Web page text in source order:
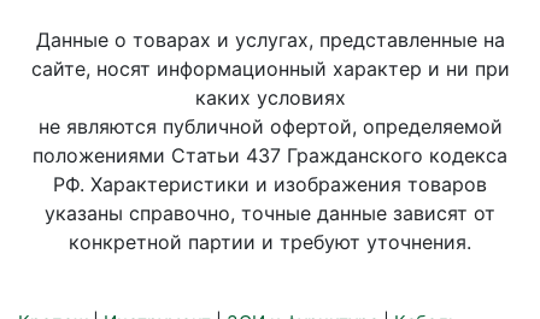
Данные о товарах и услугах, представленные на
сайте, носят информационный характер и ни при
каких условиях
не являются публичной офертой, определяемой
положениями Статьи 437 Гражданского кодекса
РФ. Характеристики и изображения товаров
указаны справочно, точные данные зависят от
конкретной партии и требуют уточнения.